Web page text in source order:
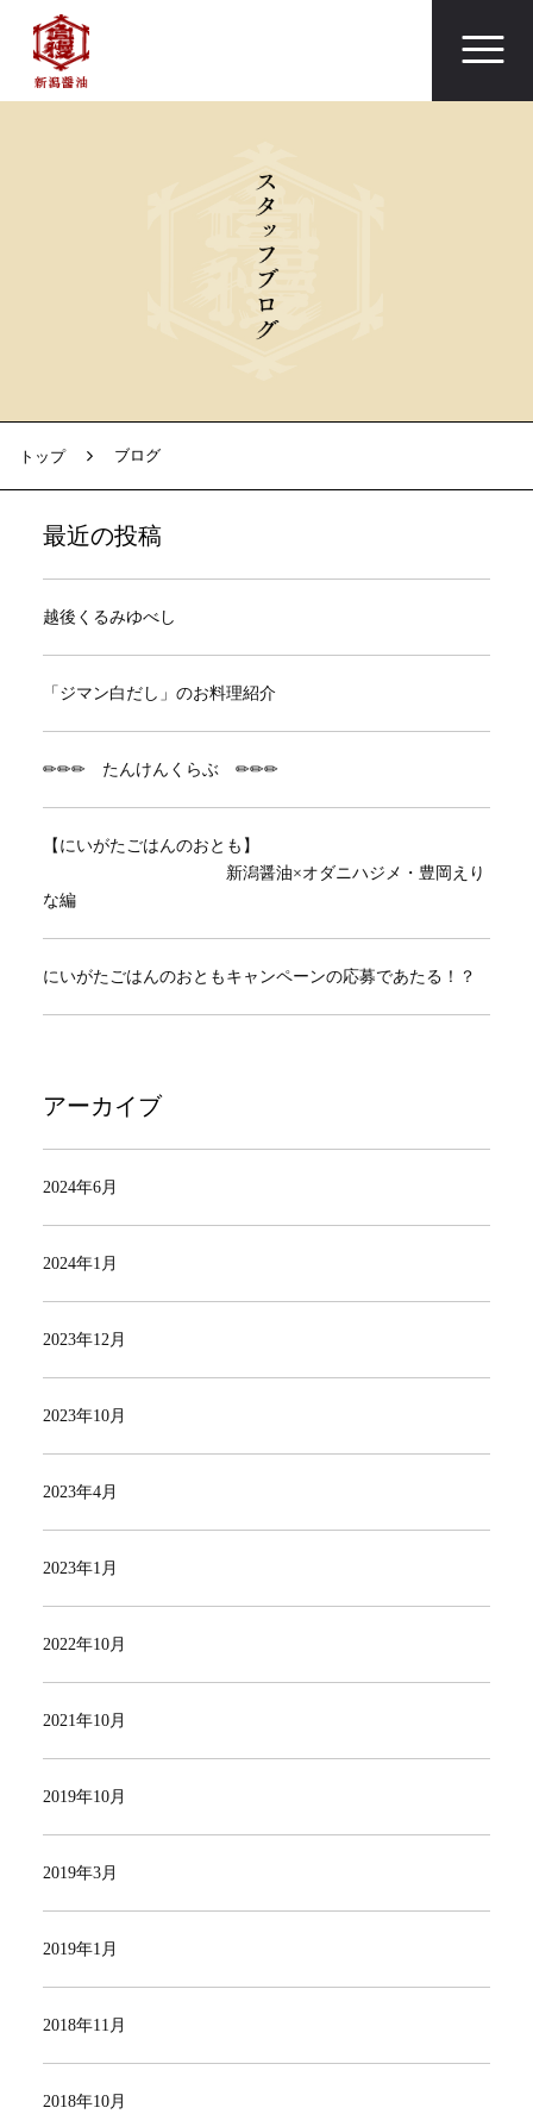
トップ ブログ
最近の投稿
越後くるみゆべし
「ジマン白だし」のお料理紹介
✏✏✏ たんけんくらぶ ✏✏✏
【にいがたごはんのおとも】
新潟醤油×オダニハジメ・豊岡えり
な編
にいがたごはんのおともキャンペーンの応募であたる！？
アーカイブ
2024年6月
2024年1月
2023年12月
2023年10月
2023年4月
2023年1月
2022年10月
2021年10月
2019年10月
2019年3月
2019年1月
2018年11月
2018年10月